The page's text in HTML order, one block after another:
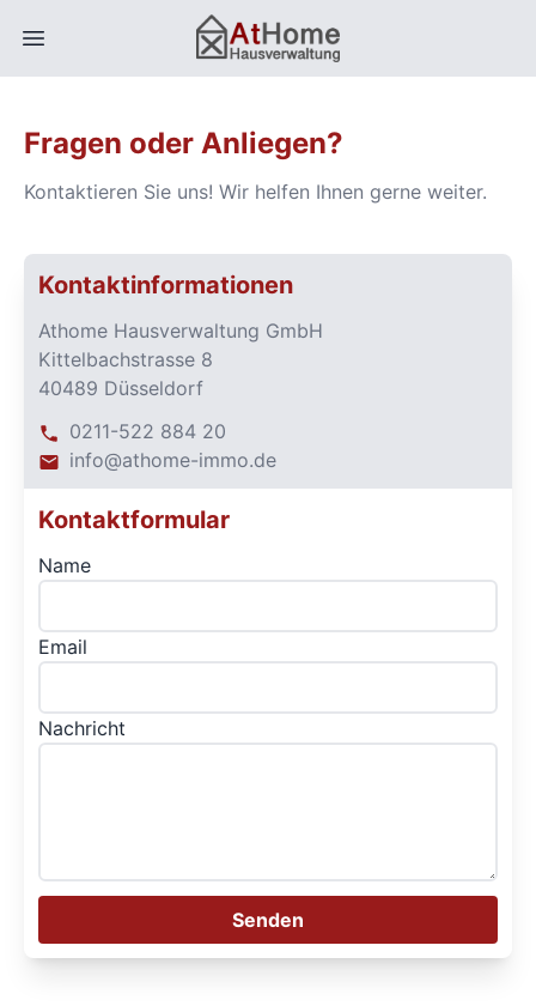
Open main menu
Fragen oder Anliegen?
Kontaktieren Sie uns! Wir helfen Ihnen gerne weiter.
Kontaktinformationen
Athome Hausverwaltung GmbH
Kittelbachstrasse 8
40489 Düsseldorf
0211-522 884 20
info@athome-immo.de
Kontaktformular
Name
Email
Nachricht
Senden